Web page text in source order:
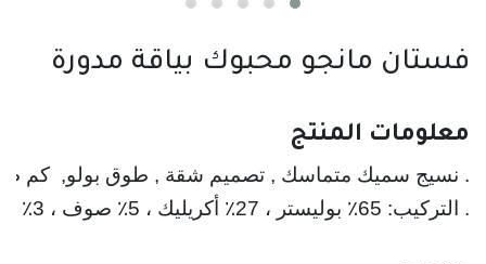
فستان مانجو محبوك بياقة مدورة
معلومات المنتج
. التركيب: 65٪ بوليستر ، 27٪ أكريليك ، 5٪ صوف ، 3٪ إيلاستين